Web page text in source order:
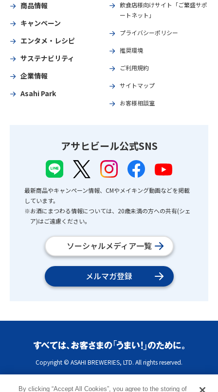
商品情報
キャンペーン
エンタメ・レシピ
サステナビリティ
企業情報
Asahi Park
飲食店様向けサイト「ご繁盛サポ
ートネット」
プライバシーポリシー
推奨環境
ご利用規約
サイトマップ
お客様相談室
アサヒビール公式SNS
最新商品やキャンペーン情報、CMやメイキング動画などを掲載
しています。
※お酒にまつわる情報については、20歳未満の方への共有(シェ
ア)はご遠慮ください。
ソーシャルメディア一覧
メルマガ登録
Copyright © ASAHI BREWERIES, LTD. All rights reserved.
By clicking “Accept All Cookies”, you agree to the storing of